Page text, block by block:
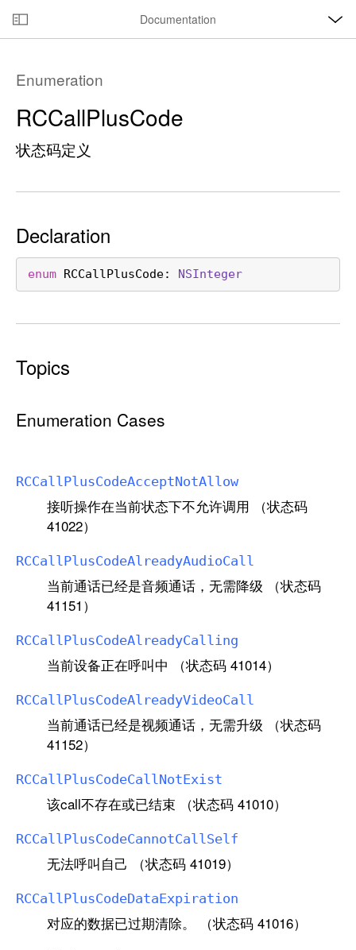
Documentation
n
Enumeration
RCCallPlusCode
状态码定义
Declaration
enum RCCallPlusCode: NSInteger
Topics
Enumeration Cases
RCCallPlusCodeAcceptNotAllow
接听操作在当前状态下不允许调用 （状态码
41022）
RCCallPlusCodeAlreadyAudioCall
当前通话已经是音频通话，无需降级 （状态码
41151）
RCCallPlusCodeAlreadyCalling
当前设备正在呼叫中 （状态码 41014）
RCCallPlusCodeAlreadyVideoCall
当前通话已经是视频通话，无需升级 （状态码
41152）
RCCallPlusCodeCallNotExist
该call不存在或已结束 （状态码 41010）
RCCallPlusCodeCannotCallSelf
无法呼叫自己 （状态码 41019）
RCCallPlusCodeDataExpiration
对应的数据已过期清除。 （状态码 41016）